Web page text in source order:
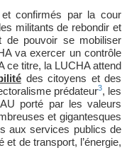
confirmés par la cour
militants de rebondir et
de pouvoir se mobiliser
va exercer un contrôle
ce titre, la LUCHA attend
des citoyens et des
prédateur3, les
porté par les valeurs
et gigantesques
aux services publics de
et de transport, l’énergie,